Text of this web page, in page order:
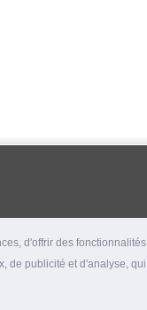
d'offrir des fonctionnalités
de publicité et d'analyse, qui